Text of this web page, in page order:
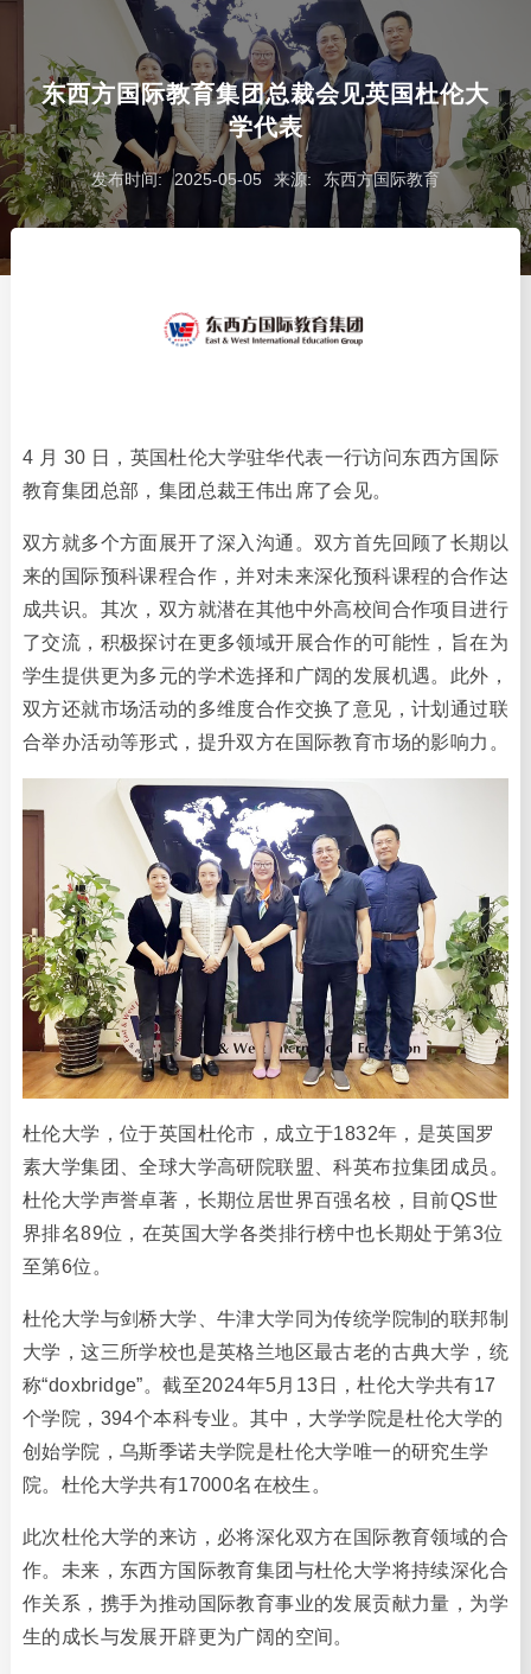
东西方国际教育集团总裁会见英国杜伦大
学代表
发布时间: 2025-05-05 来源: 东西方国际教育
4 月 30 日，英国杜伦大学驻华代表一行访问东西方国际
教育集团总部，集团总裁王伟出席了会见。
双方就多个方面展开了深入沟通。双方首先回顾了长期以
来的国际预科课程合作，并对未来深化预科课程的合作达
成共识。其次，双方就潜在其他中外高校间合作项目进行
了交流，积极探讨在更多领域开展合作的可能性，旨在为
学生提供更为多元的学术选择和广阔的发展机遇。此外，
双方还就市场活动的多维度合作交换了意见，计划通过联
合举办活动等形式，提升双方在国际教育市场的影响力。
杜伦大学，位于英国杜伦市，成立于1832年，是英国罗
素大学集团、全球大学高研院联盟、科英布拉集团成员。
杜伦大学声誉卓著，长期位居世界百强名校，目前QS世
界排名89位，在英国大学各类排行榜中也长期处于第3位
至第6位。
杜伦大学与剑桥大学、牛津大学同为传统学院制的联邦制
大学，这三所学校也是英格兰地区最古老的古典大学，统
称“doxbridge”。截至2024年5月13日，杜伦大学共有17
个学院，394个本科专业。其中，大学学院是杜伦大学的
创始学院，乌斯季诺夫学院是杜伦大学唯一的研究生学
院。杜伦大学共有17000名在校生。
此次杜伦大学的来访，必将深化双方在国际教育领域的合
作。未来，东西方国际教育集团与杜伦大学将持续深化合
作关系，携手为推动国际教育事业的发展贡献力量，为学
生的成长与发展开辟更为广阔的空间。